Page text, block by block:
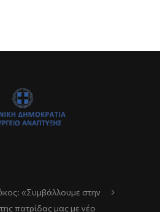
«Συμβάλλουμε στην
πατρίδας μας με νέο